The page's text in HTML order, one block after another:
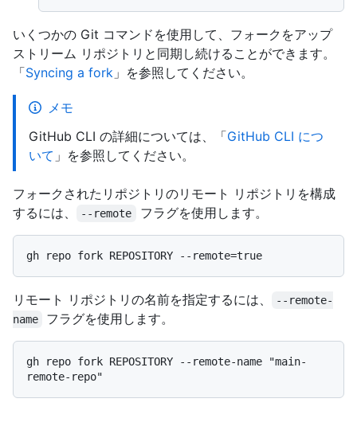
いくつかの Git コマンドを使用して、フォークをアップ
ストリーム リポジトリと同期し続けることができます。
「Syncing a fork 」を参照してください。
メモ
GitHub CLI の詳細については、「GitHub CLI につ
いて 」を参照してください。
フォークされたリポジトリのリモート リポジトリを構成
するには、
--remote フラグを使用します。
リモート リポジトリの名前を指定するには、
--remote-
name
フラグを使用します。
gh repo fork REPOSITORY --remote-name "main-